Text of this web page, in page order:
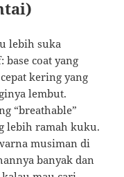
lebih suka
coat yang
kering yang
lembut.
“breathable”
lebih ramah kuku.
musiman di
banyak dan